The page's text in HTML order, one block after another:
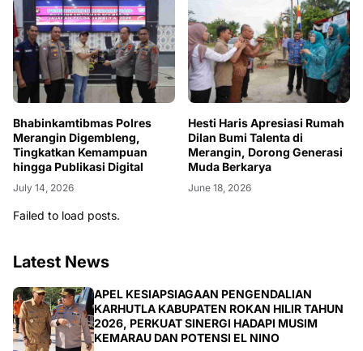
Bhabinkamtibmas Polres
Merangin Digembleng,
Tingkatkan Kemampuan
hingga Publikasi Digital
July 14, 2026
Hesti Haris Apresiasi Rumah
Dilan Bumi Talenta di
Merangin, Dorong Generasi
Muda Berkarya
June 18, 2026
Failed to load posts.
Latest News
BERITA
APEL KESIAPSIAGAAN PENGENDALIAN
KARHUTLA KABUPATEN ROKAN HILIR TAHUN
2026, PERKUAT SINERGI HADAPI MUSIM
KEMARAU DAN POTENSI EL NINO